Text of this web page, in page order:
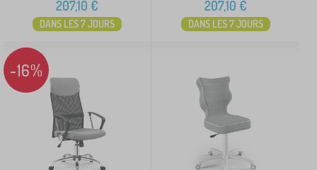
207,10 €
DANS LES 7 JOURS
207,10 €
DANS LES 7 JOURS
-16%